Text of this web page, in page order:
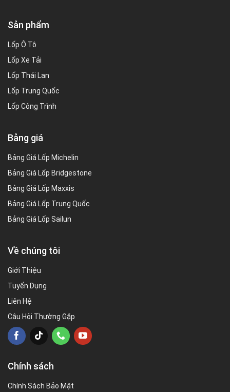
Sản phẩm
Lốp Ô Tô
Lốp Xe Tải
Lốp Thái Lan
Lốp Trung Quốc
Lốp Công Trình
Bảng giá
Bảng Giá Lốp Michelin
Bảng Giá Lốp Bridgestone
Bảng Giá Lốp Maxxis
Bảng Giá Lốp Trung Quốc
Bảng Giá Lốp Sailun
Về chúng tôi
Giới Thiệu
Tuyển Dụng
Liên Hệ
Câu Hỏi Thường Gặp
Chính sách
Chính Sách Bảo Mật